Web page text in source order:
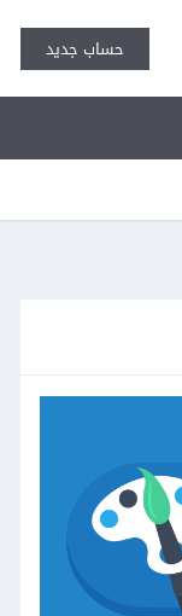
حساب جديد